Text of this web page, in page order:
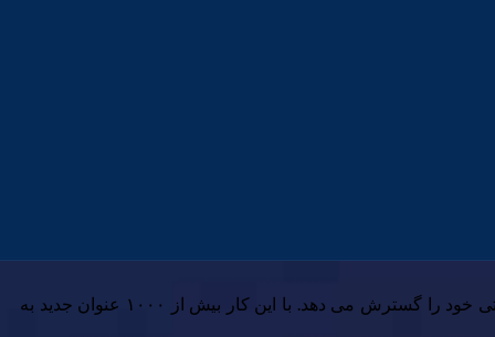
Spotify پس از انعقاد قرارداد با Bloomsbury، یک ناشر جهانی با دفاتری در ایالات متحده، بریتانیا، استرالیا و هند، مجموعه کتاب های صوتی خود را گسترش می دهد. با این کار بیش از ۱۰۰۰ عنوان جدید به